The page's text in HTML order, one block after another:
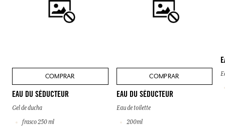
COMPRAR
EAU DU SÉDUCTEUR
Gel de ducha
frasco 250 ml
COMPRAR
EAU DU SÉDUCTEUR
Eau de toilette
200ml